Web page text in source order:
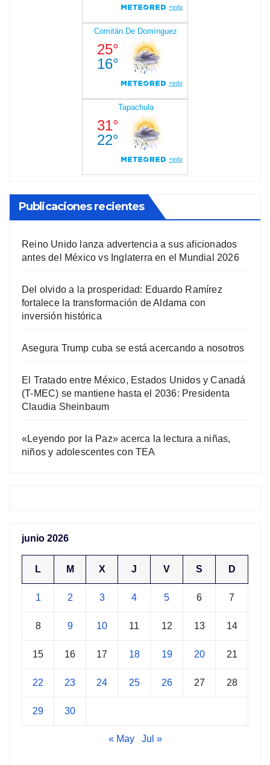
Publicaciones recientes
Reino Unido lanza advertencia a sus aficionados
antes del México vs Inglaterra en el Mundial 2026
Del olvido a la prosperidad: Eduardo Ramírez
fortalece la transformación de Aldama con
inversión histórica
Asegura Trump cuba se está acercando a nosotros
El Tratado entre México, Estados Unidos y Canadá
(T-MEC) se mantiene hasta el 2036: Presidenta
Claudia Sheinbaum
«Leyendo por la Paz» acerca la lectura a niñas,
niños y adolescentes con TEA
junio 2026
L M X J V S D
1 2 3 4 5 6 7
8 9 10 11 12 13 14
15 16 17 18 19 20 21
22 23 24 25 26 27 28
29 30
« May Jul »